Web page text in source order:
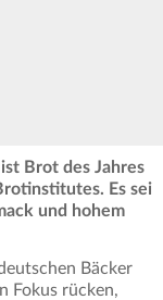
Brot des Jahres
Es sei
und hohem
Bäcker
Fokus rücken,